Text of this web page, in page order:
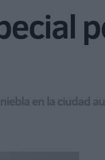
en la ciudad